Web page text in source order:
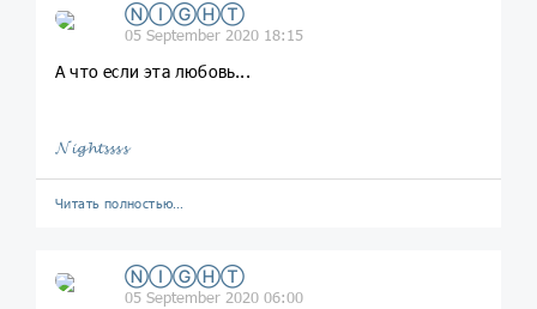
ⓃⒾⒼⒽⓉ
05 September 2020 18:15
А что если эта любовь...
𝓝𝓲𝓰𝓱𝓽𝓼𝓼𝓼𝓼
Читать полностью…
ⓃⒾⒼⒽⓉ
05 September 2020 06:00